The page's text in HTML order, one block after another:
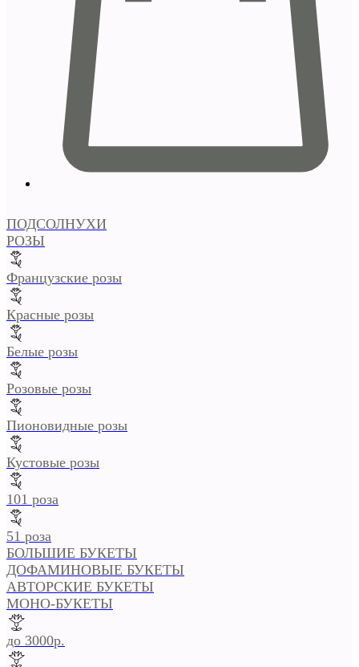
ПОДСОЛНУХИ
РОЗЫ
Французские розы
Красные розы
Белые розы
Розовые розы
Пионовидные розы
Кустовые розы
101 роза
51 роза
БОЛЬШИЕ БУКЕТЫ
ДОФАМИНОВЫЕ БУКЕТЫ
АВТОРСКИЕ БУКЕТЫ
МОНО-БУКЕТЫ
до 3000р.